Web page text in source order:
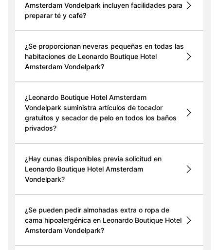
Amsterdam Vondelpark incluyen facilidades para
preparar té y café?
¿Se proporcionan neveras pequeñas en todas las
habitaciones de Leonardo Boutique Hotel
Amsterdam Vondelpark?
¿Leonardo Boutique Hotel Amsterdam
Vondelpark suministra artículos de tocador
gratuitos y secador de pelo en todos los baños
privados?
¿Hay cunas disponibles previa solicitud en
Leonardo Boutique Hotel Amsterdam
Vondelpark?
¿Se pueden pedir almohadas extra o ropa de
cama hipoalergénica en Leonardo Boutique Hotel
Amsterdam Vondelpark?